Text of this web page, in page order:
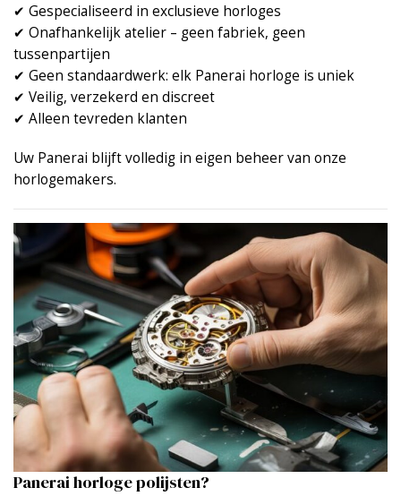
✔ Gespecialiseerd in exclusieve horloges
✔ Onafhankelijk atelier – geen fabriek, geen
tussenpartijen
✔ Geen standaardwerk: elk Panerai horloge is uniek
✔ Veilig, verzekerd en discreet
✔ Alleen tevreden klanten
Uw Panerai blijft volledig in eigen beheer van onze
horlogemakers.
Panerai horloge polijsten?